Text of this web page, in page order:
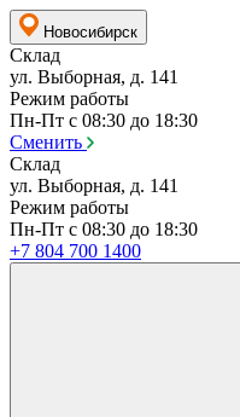
Новосибирск
Склад
ул. Выборная, д. 141
Режим работы
Пн-Пт с 08:30 до 18:30
Сменить
Склад
ул. Выборная, д. 141
Режим работы
Пн-Пт с 08:30 до 18:30
+7 804 700 1400